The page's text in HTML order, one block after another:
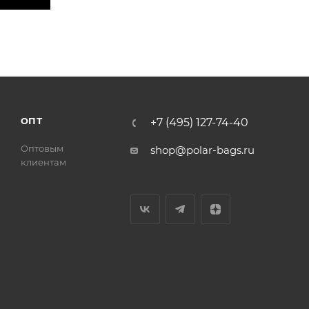
ОПТ
Оптовым
клиентам
+7 (495) 127-74-40
shop@polar-bags.ru